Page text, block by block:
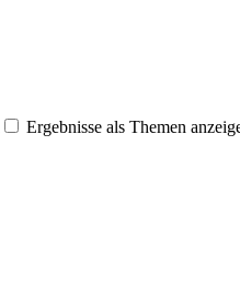
Ergebnisse als Themen